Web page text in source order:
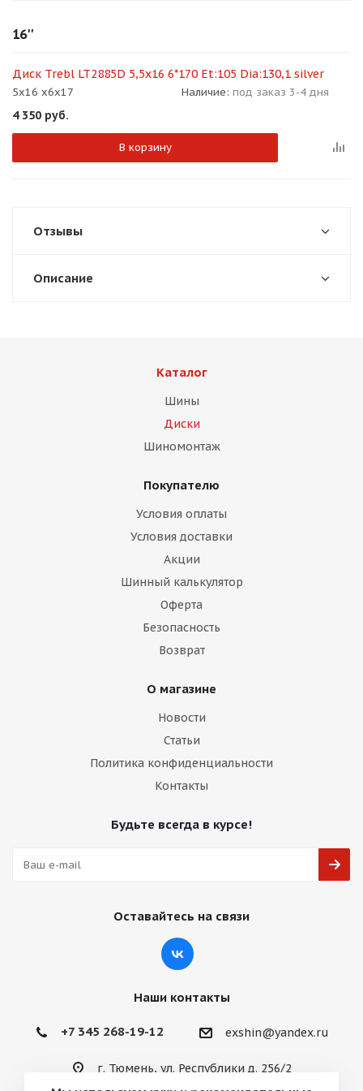
16''
Диск Trebl LT2885D 5,5x16 6*170 Et:105 Dia:130,1 silver
5x16 x6x17 Наличие: под заказ 3-4 дня
4 350 руб.
В корзину
Отзывы
Описание
Каталог
Шины
Диски
Шиномонтаж
Покупателю
Условия оплаты
Условия доставки
Акции
Шинный калькулятор
Оферта
Безопасность
Возврат
О магазине
Новости
Статьи
Политика конфиденциальности
Контакты
Будьте всегда в курсе!
Оставайтесь на связи
Наши контакты
+7 345 268-19-12 exshin@yandex.ru
г. Тюмень, ул. Республики д. 256/2
недели
раз в 2 недели
Остались вопросы?
plait.ru